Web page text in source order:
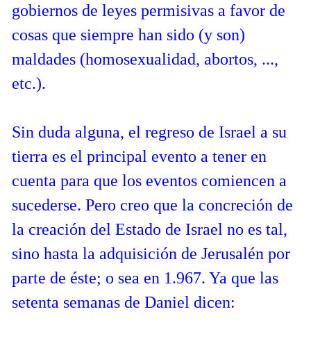
gobiernos de leyes permisivas a favor de
cosas que siempre han sido (y son)
maldades (homosexualidad, abortos, ...,
etc.).
Sin duda alguna, el regreso de Israel a su
tierra es el principal evento a tener en
cuenta para que los eventos comiencen a
sucederse. Pero creo que la concreción de
la creación del Estado de Israel no es tal,
sino hasta la adquisición de Jerusalén por
parte de éste; o sea en 1.967. Ya que las
setenta semanas de Daniel dicen: